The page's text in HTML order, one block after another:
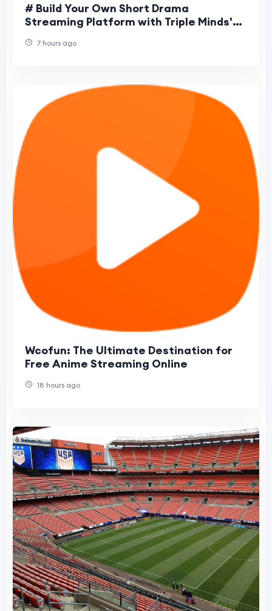
# Build Your Own Short Drama
Streaming Platform with Triple Minds'
of short-form
7 hours ago
Wcofun: The Ultimate Destination for
Free Anime Streaming Online
18 hours ago